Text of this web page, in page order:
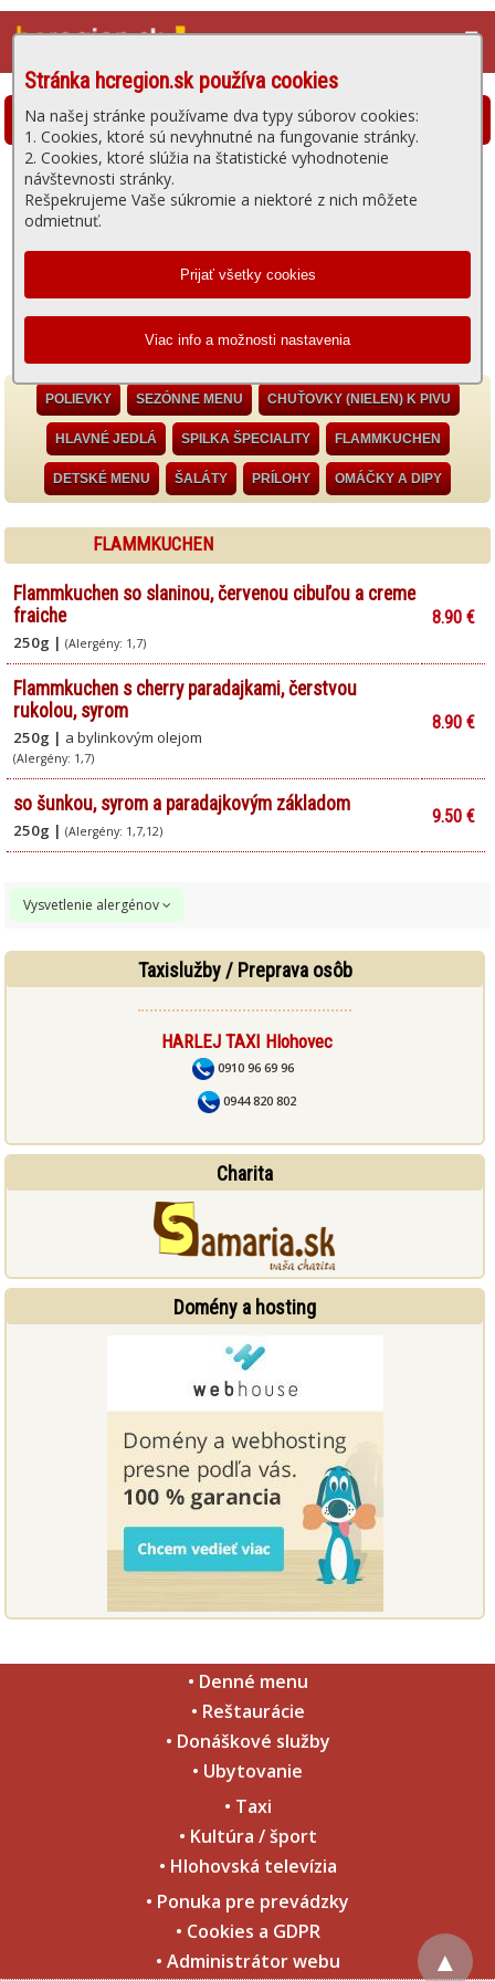
☰
Stránka hcregion.sk používa cookies
Na našej stránke používame dva typy súborov cookies:
1. Cookies, ktoré sú nevyhnutné na fungovanie stránky.
2. Cookies, ktoré slúžia na štatistické vyhodnotenie
návštevnosti stránky.
Rešpekrujeme Vaše súkromie a niektoré z nich môžete
odmietnuť.
▲
SPILKA Terasa - Jedálny lístok
• Tel.: 033/3222299
Otvorené: (štvrtok) 11:00 - 22:00 hod.
Doprava zdarma. K jedlu sa účtuje len balné 0,50€.
POLIEVKY SEZÓNNE MENU CHUŤOVKY (NIELEN) K PIVU
HLAVNÉ JEDLÁ SPILKA ŠPECIALITY FLAMMKUCHEN
DETSKÉ MENU ŠALÁTY PRÍLOHY OMÁČKY A DIPY
FLAMMKUCHEN
Flammkuchen so slaninou, červenou cibuľou a creme
fraiche
250g |(Alergény: 1,7)
8.90 €
Flammkuchen s cherry paradajkami, čerstvou
rukolou, syrom
250g | a bylinkovým olejom
(Alergény: 1,7)
8.90 €
so šunkou, syrom a paradajkovým základom
250g |(Alergény: 1,7,12)
9.50 €
Vysvetlenie alergénov
1.
kamut alebo ich hybridné odrody) a výrobky z nich.
Kôrovce a výrobky z nich.
Jadrá podzemnice olejnej (arašidy) a výrobky z nich.
Sójové bôby a výrobky z nich.
Mlieko a výrobky z neho.
8.
Orechy, t.j. mandle (Amygdalus communis L.), lieskové orechy
occidentale), pekanové orechy (Carya illinoiesis (Wangenh). K Koch),
para orechy (Bertholletia excelsa), pistácie (Pistacia vera),
makadamové orechy a queenslandské orechy (Macadamia
ternifolia) a výrobky z nich.
Zeler a výrobky z neho.
Horčica a výrobky z nej.
Sezamové semená a výrobky z nich.
SO2 a siričitany o koncentrácii viac ako 10 mg/kg alebo 10 mg/l
vyjadrenej ako SO2.
13. Vlčí bob (lupina) a výrobky z nich.
Taxislužby / Preprava osôb
HARLEJ TAXI Hlohovec
0910 96 69 96
0944 820 802
Charita
Domény a hosting
• Denné menu
• Reštaurácie
• Donáškové služby
• Ubytovanie
• Taxi
• Kultúra / šport
• Hlohovská televízia
• Ponuka pre prevádzky
• Cookies a GDPR
• Administrátor webu